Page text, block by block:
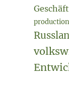
production